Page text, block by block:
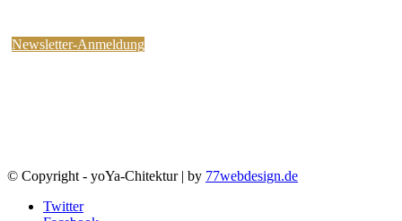
Newsletter-Anmeldung
© Copyright - yoYa-Chitektur | by 77webdesign.de
Twitter